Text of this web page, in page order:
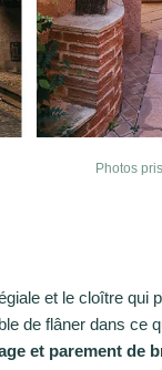
Photos
et le cloître
de flâner dans ce
et parement de